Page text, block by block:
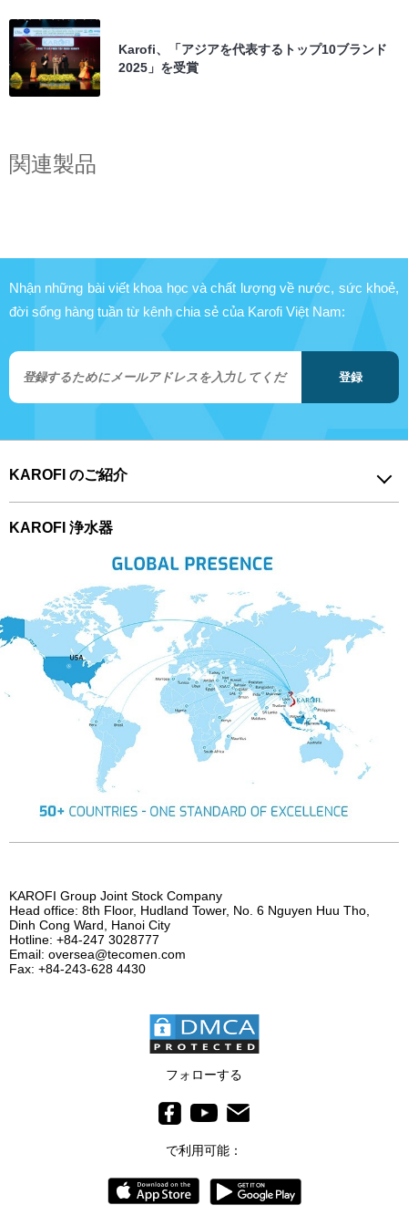
Karofi、「アジアを代表するトップ10ブランド
2025」を受賞
関連製品
Nhận những bài viết khoa học và chất lượng về nước, sức khoẻ,
đời sống hàng tuần từ kênh chia sẻ của Karofi Việt Nam:
登録
KAROFI のご紹介
KAROFI 浄水器
KAROFI Group Joint Stock Company
Head office: 8th Floor, Hudland Tower, No. 6 Nguyen Huu Tho,
Dinh Cong Ward, Hanoi City
Hotline: +84-247 3028777
Email: oversea@tecomen.com
Fax: +84-243-628 4430
フォローする
で利用可能：